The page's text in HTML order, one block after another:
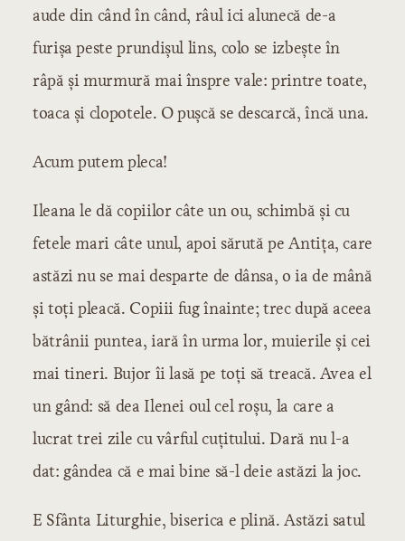
aude din când în când, râul ici alunecă de-a
furișa peste prundișul lins, colo se izbește în
râpă și murmură mai înspre vale: printre toate,
toaca și clopotele. O pușcă se descarcă, încă una.
Acum putem pleca!
Ileana le dă copiilor câte un ou, schimbă și cu
fetele mari câte unul, apoi sărută pe Antița, care
astăzi nu se mai desparte de dânsa, o ia de mână
și toți pleacă. Copiii fug înainte; trec după aceea
bătrânii puntea, iară în urma lor, muierile și cei
mai tineri. Bujor îi lasă pe toți să treacă. Avea el
un gând: să dea Ilenei oul cel roșu, la care a
lucrat trei zile cu vârful cuțitului. Dară nu l-a
dat: gândea că e mai bine să-l deie astăzi la joc.
E Sfânta Liturghie, biserica e plină. Astăzi satul